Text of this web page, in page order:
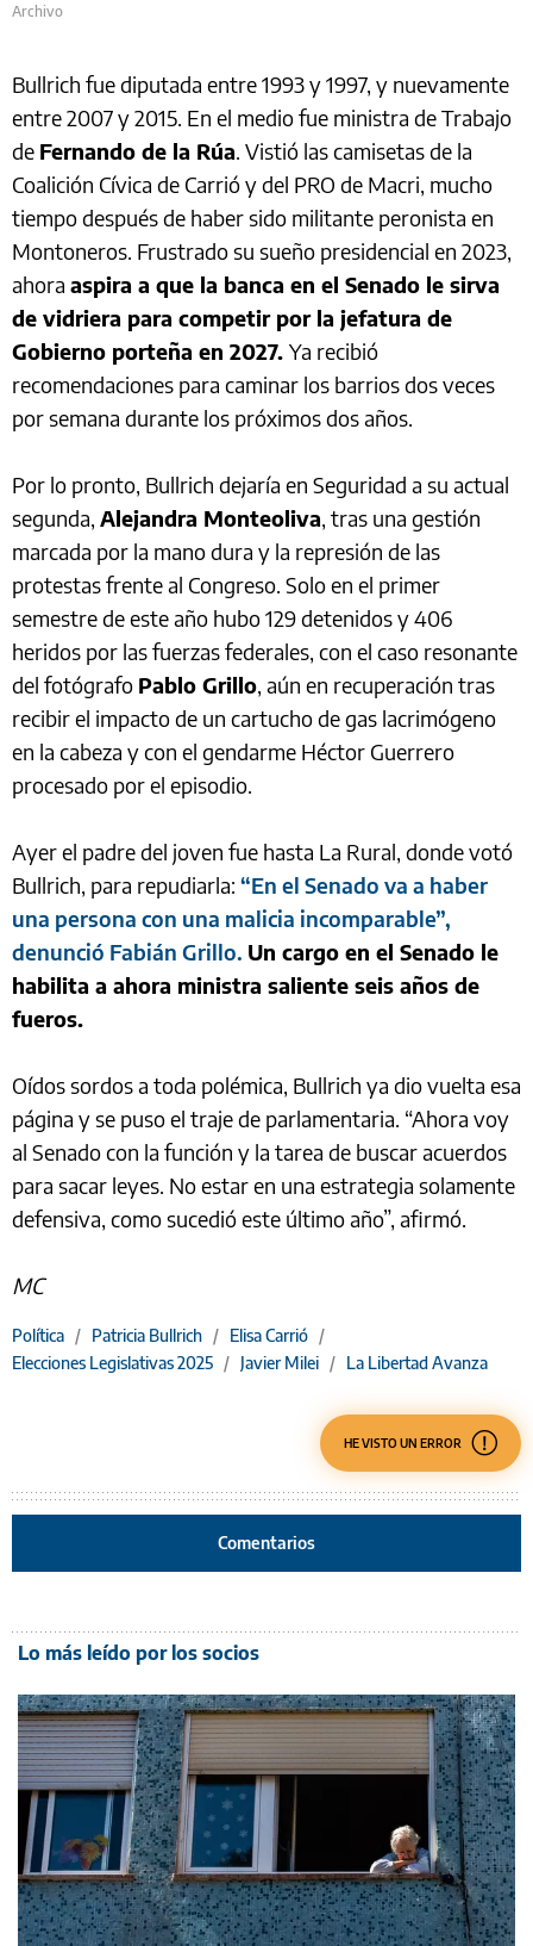
Archivo
Bullrich fue diputada entre 1993 y 1997, y nuevamente
entre 2007 y 2015. En el medio fue ministra de Trabajo
de Fernando de la Rúa. Vistió las camisetas de la
Coalición Cívica de Carrió y del PRO de Macri, mucho
tiempo después de haber sido militante peronista en
Montoneros. Frustrado su sueño presidencial en 2023,
ahora aspira a que la banca en el Senado le sirva
de vidriera para competir por la jefatura de
Gobierno porteña en 2027. Ya recibió
recomendaciones para caminar los barrios dos veces
por semana durante los próximos dos años.
Por lo pronto, Bullrich dejaría en Seguridad a su actual
segunda, Alejandra Monteoliva, tras una gestión
marcada por la mano dura y la represión de las
protestas frente al Congreso. Solo en el primer
semestre de este año hubo 129 detenidos y 406
heridos por las fuerzas federales, con el caso resonante
del fotógrafo Pablo Grillo, aún en recuperación tras
recibir el impacto de un cartucho de gas lacrimógeno
en la cabeza y con el gendarme Héctor Guerrero
procesado por el episodio.
Ayer el padre del joven fue hasta La Rural, donde votó
Bullrich, para repudiarla: “En el Senado va a haber
una persona con una malicia incomparable”,
denunció Fabián Grillo. Un cargo en el Senado le
habilita a ahora ministra saliente seis años de
fueros.
Oídos sordos a toda polémica, Bullrich ya dio vuelta esa
página y se puso el traje de parlamentaria. “Ahora voy
al Senado con la función y la tarea de buscar acuerdos
para sacar leyes. No estar en una estrategia solamente
defensiva, como sucedió este último año”, afirmó.
MC
Política / Patricia Bullrich / Elisa Carrió /
Elecciones Legislativas 2025 / Javier Milei / La Libertad Avanza
HE VISTO UN ERROR
Comentarios
Lo más leído por los socios